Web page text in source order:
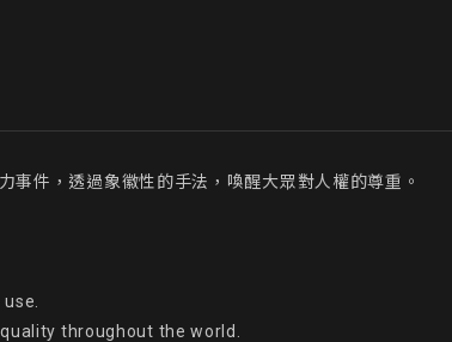
件，透過象徽性的手法，喚醒大眾對人權的尊重。
throughout the world.